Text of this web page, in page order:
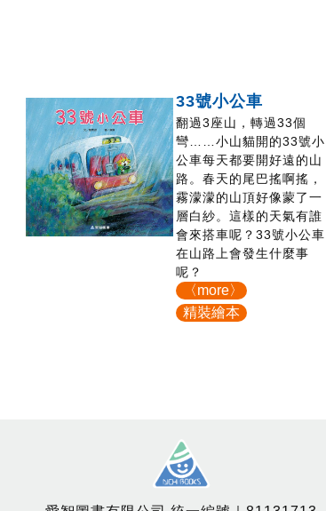
33號小公車
翻過3座山，轉過33個
彎……小山貓開的33號小
公車每天都要開好遠的山
路。春天的尾巴搖啊搖，
霧濛濛的山頂好像蒙了一
層白紗。這樣的天氣有誰
會來搭車呢？33號小公車
在山路上會發生什麼事
呢？
〈more〉
精裝繪本